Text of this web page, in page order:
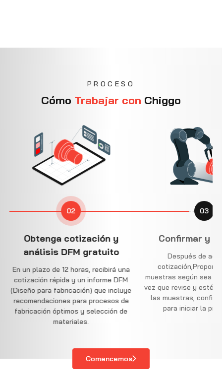
PROCESO
Cómo Trabajar con Chiggo
03
y producir
de aceptar la
Proporcionaremos
sea necesario.. Una
y esté satisfecho con
confirme su pedido
la producción.
04
Envío y entrega
Al pasar la calidad inspeccionesy
embalaje, sus piezas le serán
enviadas. Ofrecemos una garantía de
calidad de 30 días para garantizar su
total satisfacción y tranquilidad.
Comencemos